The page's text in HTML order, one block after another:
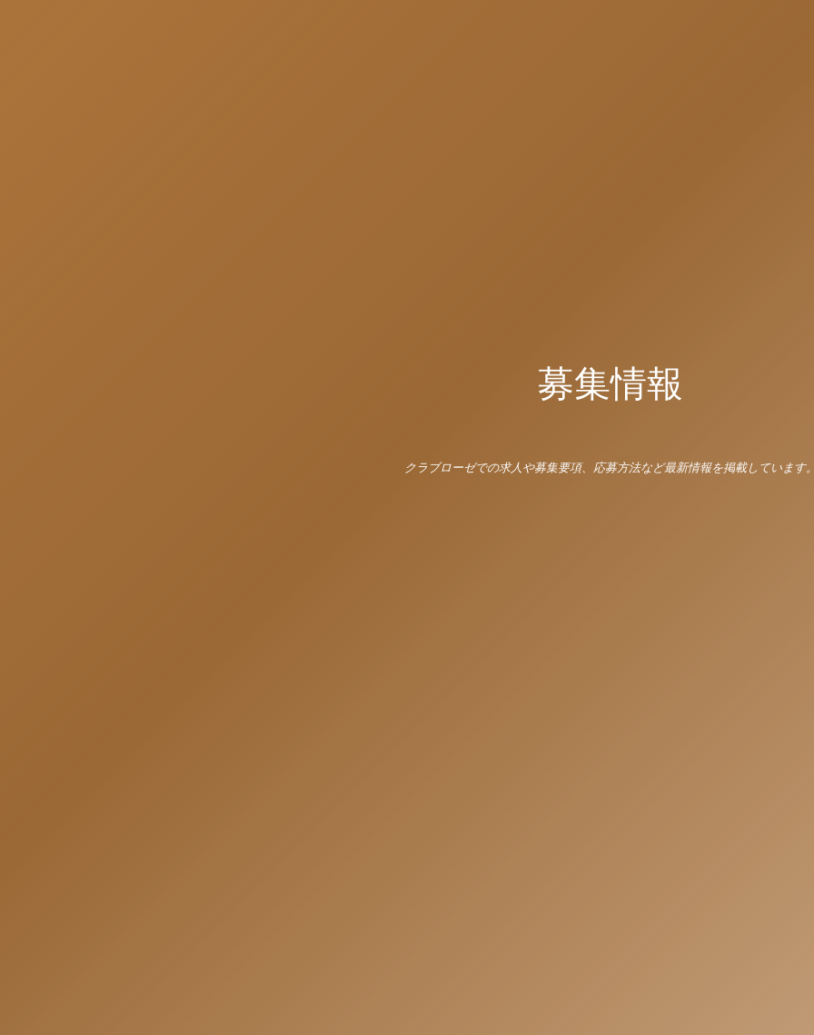
募集情報
クラブローゼでの求人や募集要項、応募方法など最新情報を掲載しています